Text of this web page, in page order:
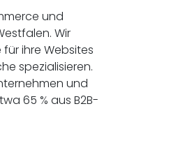
und
Wir
ihre Websites
spezialisieren.
und
65 % aus B2B-